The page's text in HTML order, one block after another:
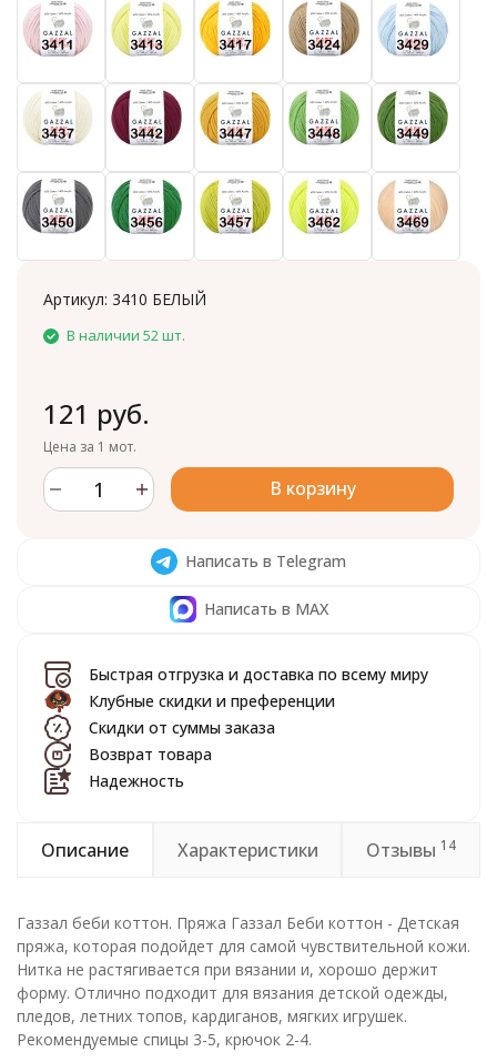
Артикул: 3410 БЕЛЫЙ
В наличии 52 шт.
121 руб.
Цена за 1 мот.
В корзину
Написать в Telegram
Написать в MAX
Быстрая отгрузка и доставка по всему миру
Клубные скидки и преференции
Скидки от суммы заказа
Возврат товара
Надежность
Описание Характеристики Отзывы 14
Газзал беби коттон. Пряжа Газзал Беби коттон - Детская
пряжа, которая подойдет для самой чувствительной кожи.
Нитка не растягивается при вязании и, хорошо держит
форму. Отлично подходит для вязания детской одежды,
пледов, летних топов, кардиганов, мягких игрушек.
Рекомендуемые спицы 3-5, крючок 2-4.